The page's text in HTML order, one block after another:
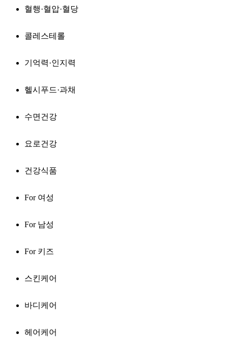
혈행·혈압·혈당
콜레스테롤
기억력·인지력
헬시푸드·과채
수면건강
요로건강
건강식품
For 여성
For 남성
For 키즈
스킨케어
바디케어
헤어케어